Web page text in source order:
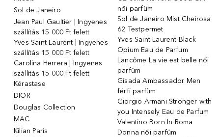
Sol de Janeiro
Jean Paul Gaultier | Ingyenes
szállítás 15 000 Ft felett
Yves Saint Laurent | Ingyenes
szállítás 15 000 Ft felett
Carolina Herrera | Ingyenes
szállítás 15 000 Ft felett
Kérastase
DIOR
Douglas Collection
MAC
Kilian Paris
női parfüm
Sol de Janeiro Mist Cheirosa
62 Testpermet
Yves Saint Laurent Black
Opium Eau de Parfum
Lancôme La vie est belle női
parfüm
Gisada Ambassador Men
férfi parfüm
Giorgio Armani Stronger with
you Intensely Eau de Parfum
Valentino Born In Roma
Donna női parfüm